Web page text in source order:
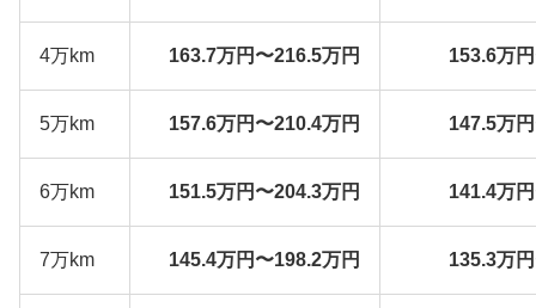
4万km 163.7万円〜216.5万円 153.6万
5万km 157.6万円〜210.4万円 147.5万
6万km 151.5万円〜204.3万円 141.4万
7万km 145.4万円〜198.2万円 135.3万